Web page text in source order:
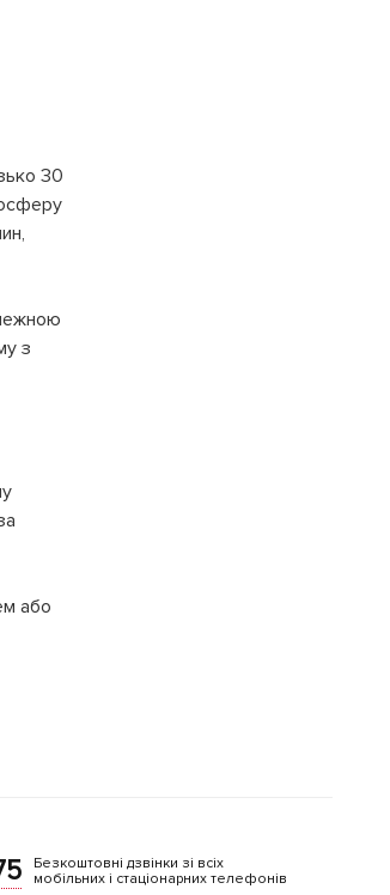
30
з
або
Безкоштовні дзвінки зі всіх
мобільних і стаціонарних телефонів